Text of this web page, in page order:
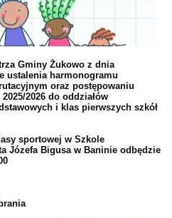
Gminy Żukowo z dnia
ustalenia harmonogramu
oraz postępowaniu
2026 do oddziałów
i klas pierwszych szkół
sportowej w Szkole
Józefa Bigusa w Baninie odbędzie